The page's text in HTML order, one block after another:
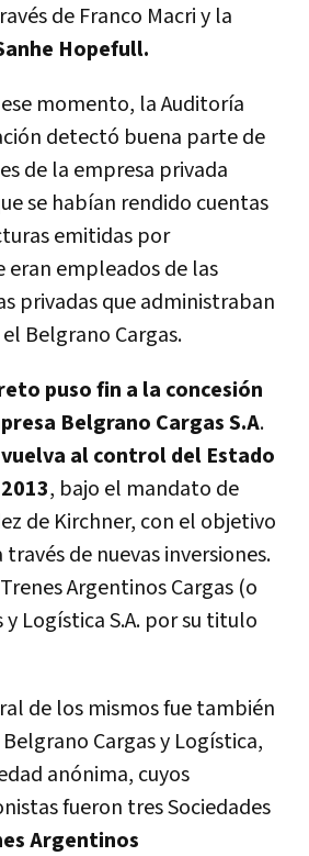
de Franco Macri y la
Hopefull.
momento, la Auditoría
detectó buena parte de
de la empresa privada
se habían rendido cuentas
emitidas por
eran empleados de las
privadas que administraban
Belgrano Cargas.
puso fin a la concesión
Belgrano Cargas S.A.
vuelva al control del Estado
, bajo el mandato de
de Kirchner, con el objetivo
de nuevas inversiones.
Argentinos Cargas (o
y Logística S.A. por su titulo
de los mismos fue también
Cargas y Logística,
anónima, cuyos
fueron tres Sociedades
Argentinos